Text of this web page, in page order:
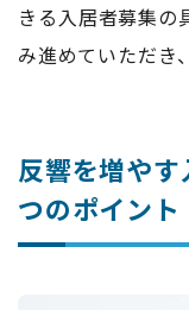
きる入居者募集の
み進めていただき
反響を増や
つのポイント